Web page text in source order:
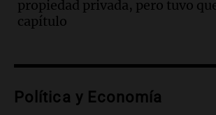
Audio. La justicia reconoce
como enfermedad laboral
Audio.
Encuentran cuerpo en
Santa Fe: se trataría de un
propiedad privada, pero tuvo
capítulo
Política y Economía